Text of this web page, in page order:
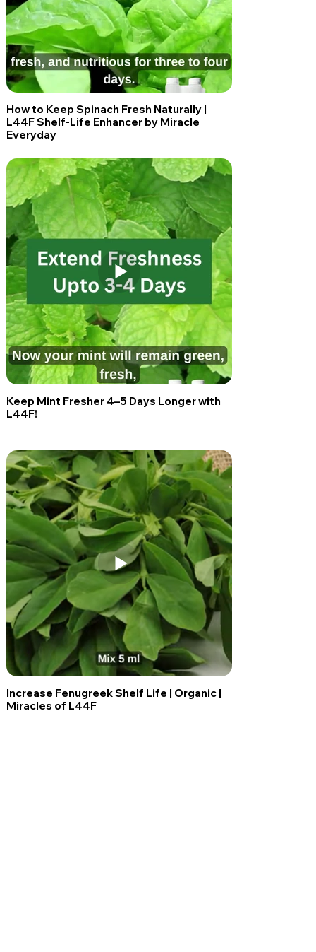
How to Keep Spinach Fresh Naturally |
L44F Shelf-Life Enhancer by Miracle
Everyday
Keep Mint Fresher 4–5 Days Longer with
L44F!
Increase Fenugreek Shelf Life | Organic |
Miracles of L44F